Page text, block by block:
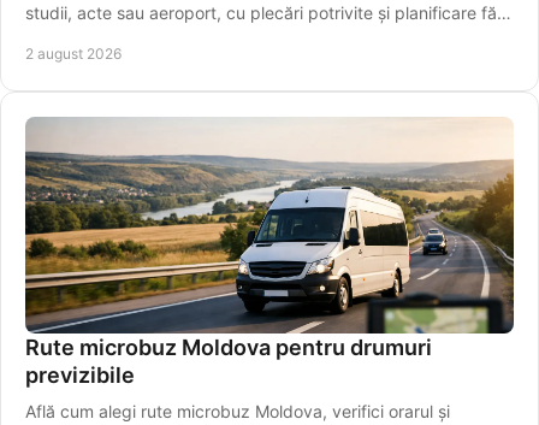
studii, acte sau aeroport, cu plecări potrivite și planificare fără
2 august 2026
Rute microbuz Moldova pentru drumuri
previzibile
Află cum alegi rute microbuz Moldova, verifici orarul și